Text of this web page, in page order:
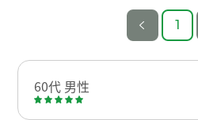
1
60代 男性